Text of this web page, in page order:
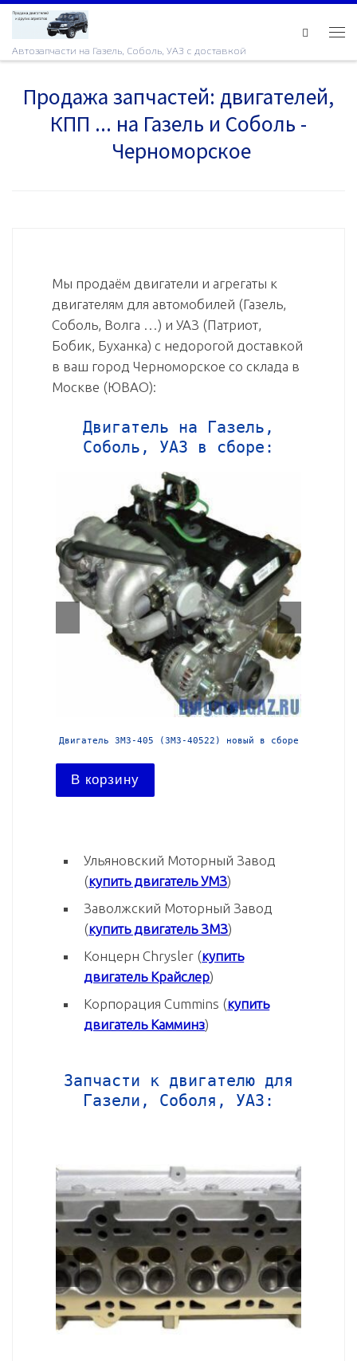
Skip to content
Автозапчасти на Газель, Соболь, УАЗ с доставкой
Продажа запчастей: двигателей,
КПП ... на Газель и Соболь -
Черноморское
Мы продаём двигатели и агрегаты к
двигателям для автомобилей (Газель,
Соболь, Волга …) и УАЗ (Патриот,
Бобик, Буханка) с недорогой доставкой
в ваш город Черноморское со склада в
Москве (ЮВАО):
Двигатель на Газель,
Соболь, УАЗ в сборе:
Двигатель ЗМЗ-405 (ЗМЗ-40522) новый в сборе
В корзину
Ульяновский Моторный Завод
(купить двигатель УМЗ)
Заволжский Моторный Завод
(купить двигатель ЗМЗ)
Концерн Chrysler (купить
двигатель Крайслер)
Корпорация Cummins (купить
двигатель Камминз)
Запчасти к двигателю для
Газели, Соболя, УАЗ: